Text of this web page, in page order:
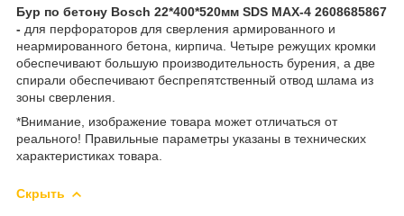
Бур по бетону Bosch 22*400*520мм SDS MAХ-4 2608685867
- для перфораторов для сверления армированного и
неармированного бетона, кирпича. Четыре режущих кромки
обеспечивают большую производительность бурения, а две
спирали обеспечивают беспрепятственный отвод шлама из
зоны сверления.
*Внимание, изображение товара может отличаться от
реального! Правильные параметры указаны в технических
характеристиках товара.
Скрыть